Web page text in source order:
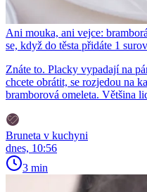
Ani mouka, ani vejce:
se, když do těsta přidáte 1
Znáte to. Placky vypadají na
chcete obrátit, se rozjedou na
bramborová omeleta. Většina
Bruneta v kuchyni
dnes, 10:56
3 min